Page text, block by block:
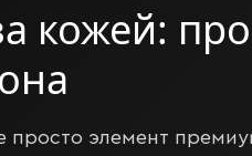
кожей:
элемент